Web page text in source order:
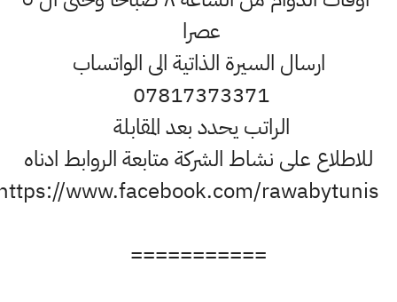
عصرا
ارسال السيرة الذاتية الى الواتساب
07817373371
الراتب يحدد بعد المقابلة
للاطلاع على نشاط الشركة متابعة الروابط ادناه
https://www.facebook.com/rawabytunis
===========